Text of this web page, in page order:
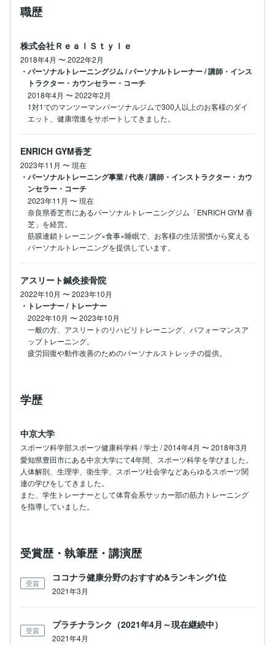
職歴
株式会社ＲｅａｌＳｔｙｌｅ
2018年4月 〜2022年2月
・パーソナルトレーニングジム / パーソナルトレーナー / 講師・インス
トラクター・カウンセラー・コーチ
2018年4月 〜2022年2月
1対1でのマンツーマンパーソナルジムで300人以上のお客様のダイ
エット、健康増進をサポートしてきました。
ENRICH GYM香芝
2023年11月 〜現在
・パーソナルトレーニング事業 / 代表 / 講師・インストラクター・カウ
ンセラー・コーチ
2023年11月 〜現在
奈良県香芝市にあるパーソナルトレーニングジム「ENRICH GYM 香
芝」を経営。
筋膜連鎖トレーニング×食事×睡眠で、お客様の生活習慣から変える
パーソナルトレーニングを提供しています。
アスリート鍼灸接骨院
2022年10月 〜2023年10月
・トレーナー / トレーナー
2022年10月 〜2023年10月
一般の方、アスリートのリハビリトレーニング、パフォーマンスア
ップトレーニング。
疲労回復や動作改善のためのパーソナルストレッチの提供。
学歴
中京大学
スポーツ科学部スポーツ健康科学科 / 学士 / 2014年4月 〜 2018年3月
愛知県豊田市にある中京大学にて4年間、スポーツ科学を学びました。
人体解剖、生理学、衛生学、スポーツ社会学などあらゆるスポーツ関
連の学びをしてきました。
また、学生トレーナーとして体育会系サッカー部の筋力トレーニング
を指導していました。
受賞歴・執筆歴・講演歴
受賞
ココナラ健康分野のおすすめ&ランキング1位
2021年3月
受賞
プラチナランク（2021年4月～現在継続中）
2021年4月